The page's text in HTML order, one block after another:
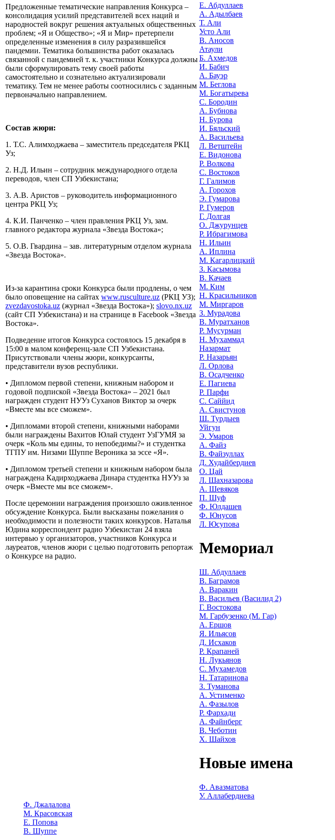
Предложенные тематические направления Конкурса –
консолидация усилий представителей всех наций и
народностей вокруг решения актуальных общественных
проблем; «Я и Общество»; «Я и Мир» претерпели
определенные изменения в силу разразившейся
пандемии. Тематика большинства работ оказалась
связанной с пандемией т. к. участники Конкурса должны
были сформулировать тему своей работы
самостоятельно и сознательно актуализировали
тематику. Тем не менее работы соотносились с заданным
первоначально направлением.
Состав жюри:
1. Т.С. Алимходжаева – заместитель председателя РКЦ
Уз;
2. Н.Д. Ильин – сотрудник международного отдела
переводов, член СП Узбекистана;
3. А.В. Аристов – руководитель информационного
центра РКЦ Уз;
4. К.И. Панченко – член правления РКЦ Уз, зам.
главного редактора журнала «Звезда Востока»;
5. О.В. Гвардина – зав. литературным отделом журнала
«Звезда Востока».
Из-за карантина сроки Конкурса были продлены, о чем
было оповещение на сайтах www.rusculture.uz (РКЦ УЗ);
zvezdavostoka.uz (журнал «Звезда Востока»); slovo.nx.uz
(сайт СП Узбекистана) и на странице в Facebook «Звезда
Востока».
Подведение итогов Конкурса состоялось 15 декабря в
15:00 в малом конференц-зале СП Узбекистана.
Присутствовали члены жюри, конкурсанты,
представители вузов республики.
• Дипломом первой степени, книжным набором и
годовой подпиской «Звезда Востока» – 2021 был
награжден студент НУУз Суханов Виктор за очерк
«Вместе мы все сможем».
• Дипломами второй степени, книжными наборами
были награждены Вахитов Юлай студент УзГУМЯ за
очерк «Коль мы едины, то непобедимы?» и студентка
ТГПУ им. Низами Шуппе Вероника за эссе «Я».
• Дипломом третьей степени и книжным набором была
награждена Кадирходжаева Динара студентка НУУз за
очерк «Вместе мы все сможем».
После церемонии награждения произошло оживленное
обсуждение Конкурса. Были высказаны пожелания о
необходимости и полезности таких конкурсов. Наталья
Юдина корреспондент радио Узбекистан 24 взяла
интервью у организаторов, участников Конкурса и
лауреатов, членов жюри с целью подготовить репортаж
о Конкурсе на радио.
Е. Абдуллаев
А. Адылбаев
Т. Али
Усто Али
В. Аносов
Атаули
Б. Ахмедов
И. Бабич
А. Бауэр
М. Беглова
М. Богатырева
С. Бородин
А. Бубнова
Н. Бурова
И. Бяльский
А. Васильева
Л. Ветштейн
Е. Видонова
Р. Волкова
С. Востоков
Г. Галимов
А. Горохов
Э. Гумарова
Р. Гумеров
Г. Долгая
О. Джурунцев
Р. Ибрагимова
Н. Ильин
А. Иплина
М. Кагарлицкий
З. Касымова
В. Качаев
М. Ким
Н. Красильников
М. Миргаров
З. Мурадова
В. Муратханов
Р. Мусурман
Н. Мухаммад
Назармат
Р. Назарьян
Л. Орлова
В. Осадченко
Е. Пагиева
Р. Парфи
С. Саййид
А. Свистунов
Ш. Турдыев
Уйгун
Э. Умаров
А. Файз
В. Файзуллах
Д. Худайбердиев
О. Цай
Л. Шахназарова
А. Шевяков
П. Шуф
Ф. Юлдашев
Ф. Юнусов
Л. Юсупова
Мемориал
Ш. Абдуллаев
В. Баграмов
А. Варакин
В. Васильев (Василид 2)
Г. Востокова
М. Гарбузенко (М. Гар)
А. Ершов
Я. Ильясов
Д. Исхаков
Р. Крапаней
Н. Лукьянов
С. Мухамедов
Н. Татаринова
З. Туманова
А. Устименко
А. Фазылов
Р. Фархади
А. Файнберг
В. Чеботин
Х. Шайхов
Новые имена
Ф. Авазматова
У. Аллабердиева
Ф. Джалалова
М. Красовская
Е. Попова
В. Шуппе